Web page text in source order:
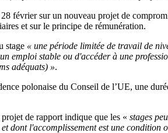
février sur un nouveau projet de
et sur le principe de rémunération.
stage « une période limitée de travail de
emploi stable ou d'accéder à une
adéquats) ».
polonaise du Conseil de l’UE, une
de rapport indique que les « stages
dont l'accomplissement est une condition